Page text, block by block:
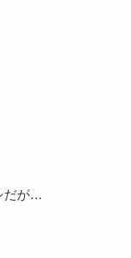
だが…